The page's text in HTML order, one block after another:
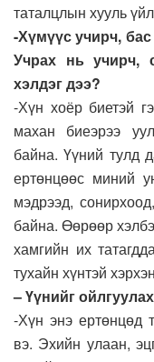
таталцлын хууль
-Хүмүүс учирч,
Учрах нь учирч,
хэлдэг дээ?
-Хүн хоёр биетэй
махан биеэрээ
байна. Үүний тулд
ертөнцөөс миний
мэдрээд,
байна. Өөрөөр
хамгийн их
тухайн хүнтэй
– Үүнийг
-Хүн энэ ертөнцөд
вэ. Эхийн улаан,